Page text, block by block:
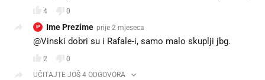
4 0
IP Ime Prezime prije 2 mjeseca
@Vinski dobri su i Rafale-i, samo malo skuplji jbg.
2
0
UČITAJTE JOŠ 4 ODGOVORA